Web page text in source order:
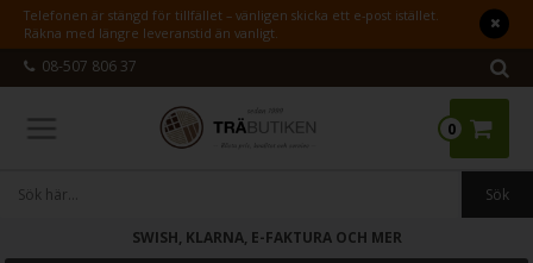
Telefonen är stängd för tillfället – vänligen skicka ett e-post istället.
Räkna med längre leveranstid än vanligt.
08-507 806 37
0
SWISH, KLARNA, E-FAKTURA OCH MER